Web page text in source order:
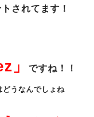
されてます！
」 ですね！！
うなんでしょね